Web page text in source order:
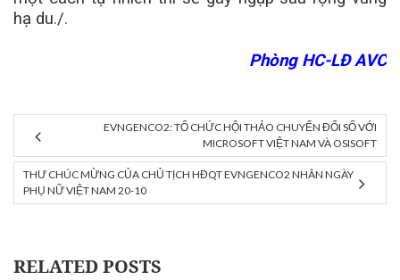
hạ du./.
Phòng HC-LĐ AVC
EVNGENCO2: TỔ CHỨC HỘI THẢO CHUYỂN ĐỔI SỐ VỚI
MICROSOFT VIỆT NAM VÀ OSISOFT
THƯ CHÚC MỪNG CỦA CHỦ TỊCH HĐQT EVNGENCO2 NHÂN NGÀY
PHỤ NỮ VIỆT NAM 20-10
RELATED POSTS